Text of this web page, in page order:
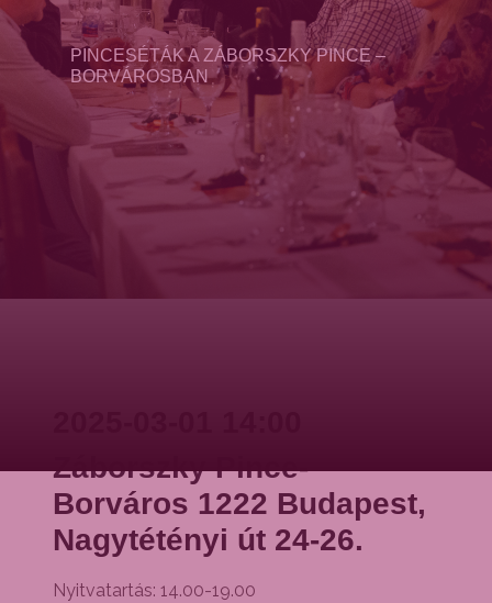
PINCESÉTÁK A ZÁBORSZKY PINCE –
BORVÁROSBAN
Záborszky Pince-
Borváros 1222 Budapest,
Nagytétényi út 24-26.
Nyitvatartás: 14.00-19.00